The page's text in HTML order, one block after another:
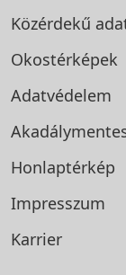
Közérdekű
Okostérképek
Adatvédelem
Honlaptérkép
Impresszum
Karrier